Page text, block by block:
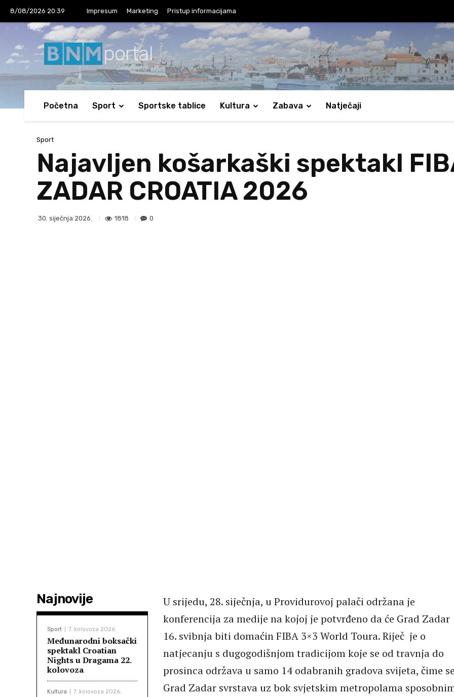
8/08/2026 20:39 Impresum Marketing Pristup informacijama
portal
Početna Sport Sportske tablice Kultura Zabava Natječaji
Sport
Najavljen košarkaški spektakl
ZADAR CROATIA 2026
30. siječnja 2026. 1818 0
Najnovije
Sport 7. kolovoza 2026.
Međunarodni boksački
spektakl Croatian
Nights u Dragama 22.
kolovoza
Kultura 7. kolovoza 2026.
U srijedu, 28. siječnja, u Providurovoj palači održana je
konferencija za medije na kojoj je potvrđeno da će Grad Zadar
16. svibnja biti domaćin FIBA 3×3 World Toura. Riječ je o
natjecanju s dugogodišnjom tradicijom koje se od travnja do
prosinca održava u samo 14 odabranih gradova svijeta, čime se
Grad Zadar svrstava uz bok svjetskim metropolama